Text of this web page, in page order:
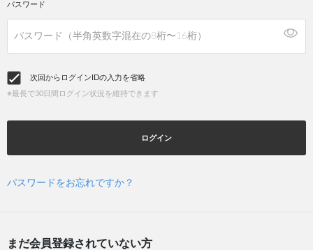
パスワード
次回からログインIDの入力を省略
※最長で30日間ログイン状況を維持できます
ログイン
パスワードをお忘れですか？
まだ会員登録されていない方